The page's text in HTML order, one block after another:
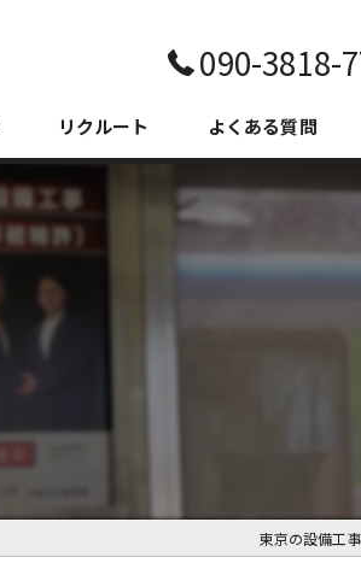
090-3818-
リクルート よくある質問
東京の設備工